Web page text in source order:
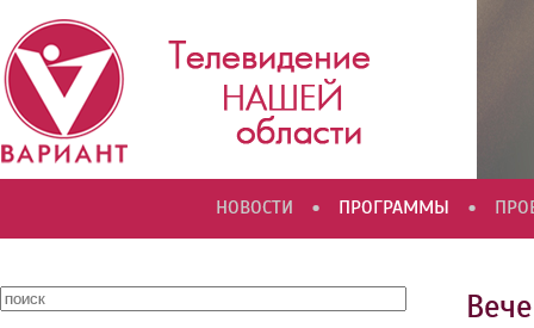
НОВОСТИ • ПРОГРАММЫ •